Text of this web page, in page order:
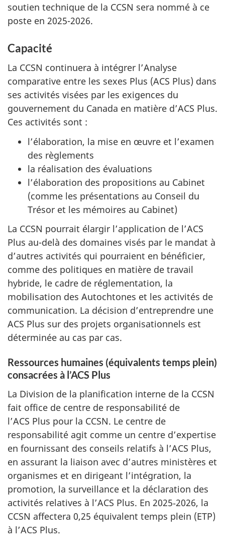
soutien technique de la CCSN sera nommé à ce
poste en 2025-2026.
Capacité
La CCSN continuera à intégrer l’Analyse
comparative entre les sexes Plus (ACS Plus) dans
ses activités visées par les exigences du
gouvernement du Canada en matière d’ACS Plus.
Ces activités sont :
l’élaboration, la mise en œuvre et l’examen
des règlements
la réalisation des évaluations
l’élaboration des propositions au Cabinet
(comme les présentations au Conseil du
Trésor et les mémoires au Cabinet)
La CCSN pourrait élargir l’application de l’ACS
Plus au-delà des domaines visés par le mandat à
d’autres activités qui pourraient en bénéficier,
comme des politiques en matière de travail
hybride, le cadre de réglementation, la
mobilisation des Autochtones et les activités de
communication. La décision d’entreprendre une
ACS Plus sur des projets organisationnels est
déterminée au cas par cas.
Ressources humaines (équivalents temps plein)
consacrées à l’ACS Plus
La Division de la planification interne de la CCSN
fait office de centre de responsabilité de
l’ACS Plus pour la CCSN. Le centre de
responsabilité agit comme un centre d’expertise
en fournissant des conseils relatifs à l’ACS Plus,
en assurant la liaison avec d’autres ministères et
organismes et en dirigeant l’intégration, la
promotion, la surveillance et la déclaration des
activités relatives à l’ACS Plus. En 2025‑2026, la
CCSN affectera 0,25 équivalent temps plein (ETP)
à l’ACS Plus.